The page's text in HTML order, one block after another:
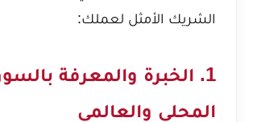
الشريك الأمثل لعملك:
1. الخبرة والمعرفة
المحلي والعالمي